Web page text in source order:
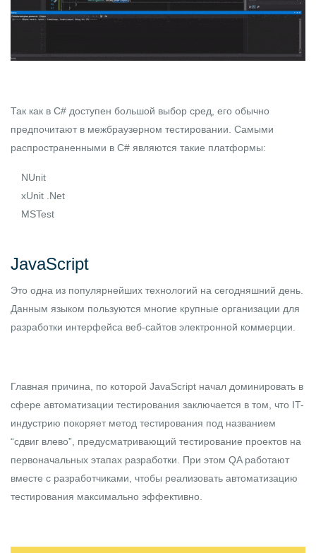
Так как в C# доступен большой выбор сред, его обычно
предпочитают в межбраузерном тестировании. Самыми
распространенными в C# являются такие платформы:
NUnit
xUnit .Net
MSTest
JavaScript
Это одна из популярнейших технологий на сегодняшний день.
Данным языком пользуются многие крупные организации для
разработки интерфейса веб-сайтов электронной коммерции.
Главная причина, по которой JavaScript начал доминировать в
сфере автоматизации тестирования заключается в том, что IT-
индустрию покоряет метод тестирования под названием
“сдвиг влево”, предусматривающий тестирование проектов на
первоначальных этапах разработки. При этом QA работают
вместе с разработчиками, чтобы реализовать автоматизацию
тестирования максимально эффективно.